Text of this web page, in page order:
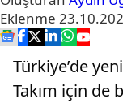
Eklenme
Türkiye’de
Takım için de